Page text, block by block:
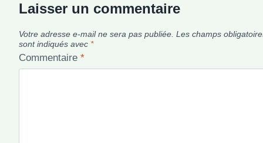
Laisser un commentaire
Votre adresse e-mail ne sera pas publiée. Les champs
sont indiqués avec *
Commentaire *